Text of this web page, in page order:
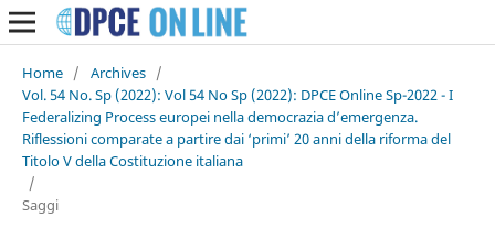
Home / Archives /
Vol. 54 No. Sp (2022): Vol 54 No Sp (2022): DPCE Online Sp-2022 - I
Federalizing Process europei nella democrazia d’emergenza.
Riflessioni comparate a partire dai ‘primi’ 20 anni della riforma del
Titolo V della Costituzione italiana
/
Saggi